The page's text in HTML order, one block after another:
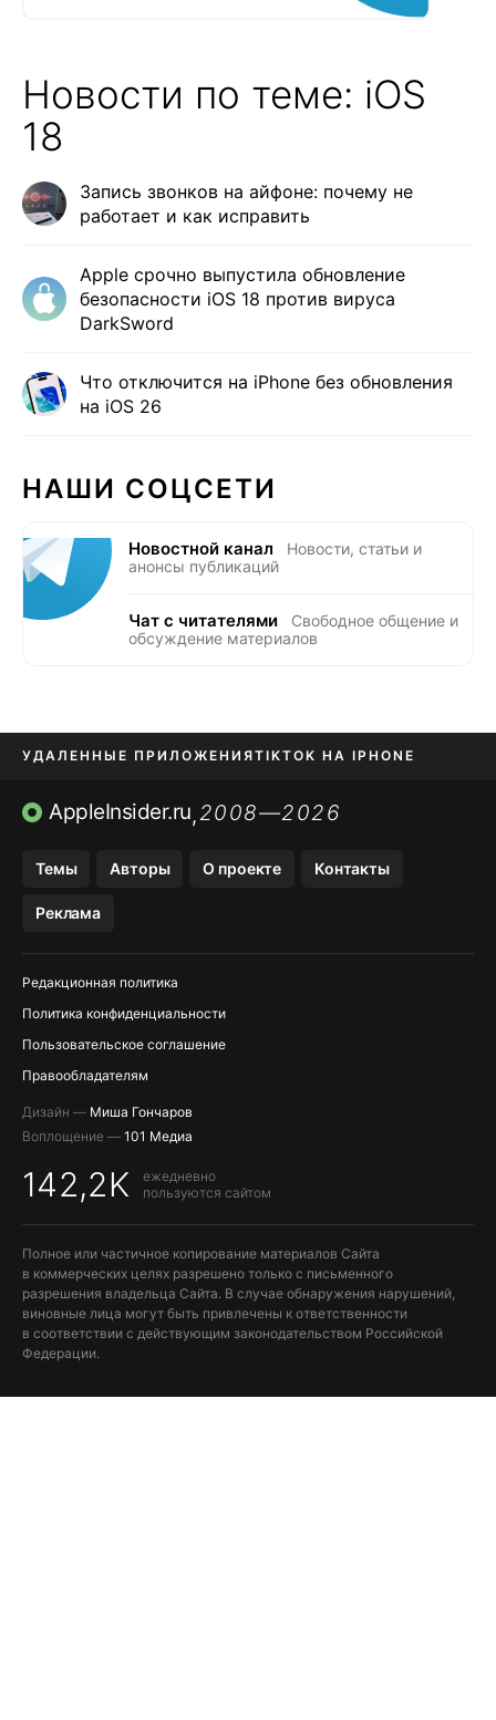
Новости по теме: iOS
18
Запись звонков на айфоне: почему не
работает и как исправить
Apple срочно выпустила обновление
безопасности iOS 18 против вируса
DarkSword
Что отключится на iPhone без обновления
на iOS 26
НАШИ СОЦСЕТИ
Новостной канал
Новости, статьи и
анонсы публикаций
Чат с читателями
Свободное общение и
обсуждение материалов
УДАЛЕННЫЕ ПРИЛОЖЕНИЯTIKTOK НА IPHONE
ПРИЛОЖЕНИЯ БЕЗ APP STORE
AppleInsider.ru,2008—2026
Темы Авторы О проекте Контакты
Реклама
Редакционная политика
Политика конфиденциальности
Пользовательское соглашение
Правообладателям
Дизайн — Миша Гончаров
Воплощение — 101 Медиа
142,2K
ежедневно
пользуются сайтом
Полное или частичное копирование материалов Сайта
в коммерческих целях разрешено только с письменного
разрешения владельца Сайта. В случае обнаружения нарушений,
виновные лица могут быть привлечены к ответственности
в соответствии с действующим законодательством Российской
Федерации.